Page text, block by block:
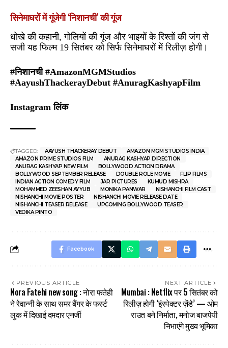
सिनेमाघरों में गूंजेगी ‘निशानची’ की गूंज
धोखे की कहानी, गोलियों की गूंज और भाइयों के रिश्तों की जंग से
सजी यह फिल्म 19 सितंबर को सिर्फ सिनेमाघरों में रिलीज़ होगी।
#निशानची #AmazonMGMStudios
#AayushThackerayDebut #AnuragKashyapFilm
Instagram लिंक
TAGGED: AAYUSH THACKERAY DEBUT
AMAZON MGM STUDIOS INDIA
AMAZON PRIME STUDIOS FILM
ANURAG KASHYAP DIRECTION
ANURAG KASHYAP NEW FILM
BOLLYWOOD ACTION DRAMA
BOLLYWOOD SEPTEMBER RELEASE
DOUBLE ROLE MOVIE
FLIP FILMS
INDIAN ACTION COMEDY FILM
JAR PICTURES
KUMUD MISHRA
MOHAMMED ZEESHAN AYYUB
MONIKA PANWAR
NISHANCHI FILM CAST
NISHANCHI MOVIE POSTER
NISHANCHI MOVIE RELEASE DATE
NISHANCHI TEASER RELEASE
UPCOMING BOLLYWOOD TEASER
VEDIKA PINTO
Facebook
PREVIOUS ARTICLE
Nora Fatehi new song : नोरा फतेही
ने रेवान्नी के साथ समर बैंगर के फर्स्ट
लुक में दिखाई दमदार एनर्जी
NEXT ARTICLE
Mumbai : Netflix पर 5 सितंबर को
रिलीज़ होगी ‘इंस्पेक्टर ज़ेंडे’ — ओम
राउत बने निर्माता, मनोज बाजपेयी
निभाएंगे मुख्य भूमिका